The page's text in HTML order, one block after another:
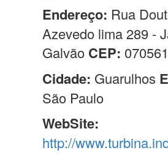
Endereço: Rua
Azevedo lima 289 -
Galvão CEP:
Cidade: Guarulhos
São Paulo
WebSite:
http://